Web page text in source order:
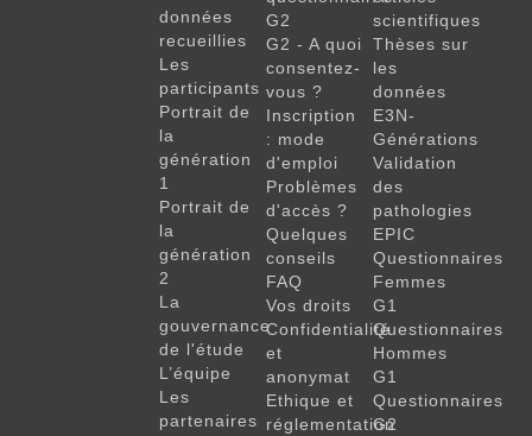
données
recueillies
Les
participants
Portrait de
la
génération
1
Portrait de
la
génération
2
La
gouvernance
de l'étude
L’équipe
Les
partenaires
G2
G2 - A quoi
consentez-
vous ?
Inscription
: mode
d'emploi
Problèmes
d'accès ?
Quelques
conseils
FAQ
Vos droits
Confidentialité
et
anonymat
Ethique et
réglementation
scientifiques
Thèses sur
les
données
E3N-
Générations
Validation
des
pathologies
EPIC
Questionnaires
Femmes
G1
Questionnaires
Hommes
G1
Questionnaires
G2